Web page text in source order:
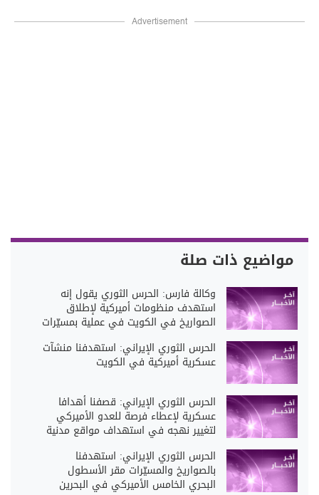
Advertisement
مواضيع ذات صلة
‏وكالة فارس: الحرس الثوري يقول إنه
استهدف منظومات أميركية لإطلاق
الصواريخ في الكويت في عملية بمسيّرات
الحرس الثوري الإيراني: استهدفنا منشآت
عسكرية أميركية في الكويت
الحرس الثوري الإيراني: قصفنا أهدافا
عسكرية لإعطاء فرصة للعدو الأميركي
لتغيير نهجه في استهداف مواقع مدنية
الحرس الثوري الإيراني: استهدفنا
بالصواريخ والمسيّرات مقر الأسطول
البحري الخامس الأميركي في البحرين